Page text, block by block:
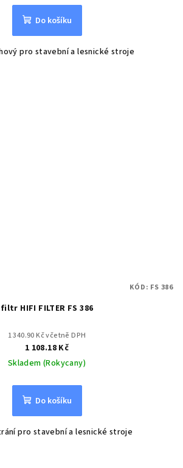
Do košíku
pro stavební a lesnické stroje
filtr HIFI FILTER FS 386
1 340.90 Kč včetně DPH
1 108.18 Kč
Skladem (Rokycany)
Do košíku
pro stavební a lesnické stroje
KÓD: FS 386